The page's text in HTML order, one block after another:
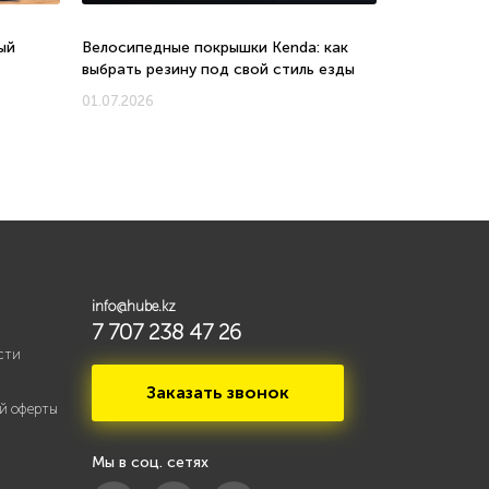
Велосипедные покрышки Kenda: как
выбрать резину под свой стиль езды
01.07.2026
оферты
info@hube.kz
7 707 238 47 26
Заказать звонок
Мы в соц. сетях